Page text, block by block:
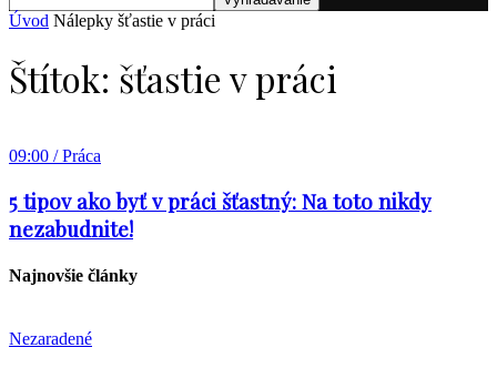
Úvod Nálepky šťastie v práci
Štítok: šťastie v práci
09:00 / Práca
5 tipov ako byť v práci šťastný: Na toto nikdy
nezabudnite!
Najnovšie články
Nezaradené